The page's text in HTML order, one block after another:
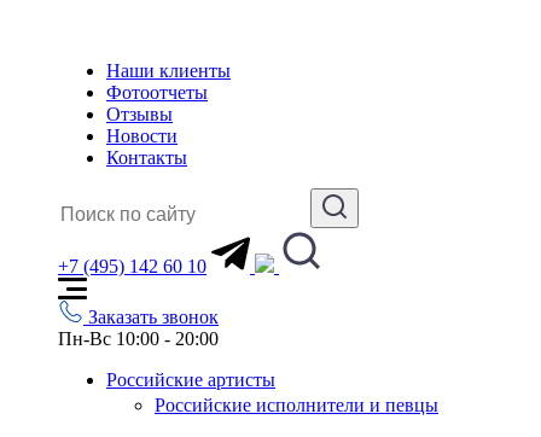
Наши клиенты
Фотоотчеты
Отзывы
Новости
Контакты
+7 (495) 142 60 10
Заказать звонок
Пн-Вс 10:00 - 20:00
Российские артисты
Российские исполнители и певцы